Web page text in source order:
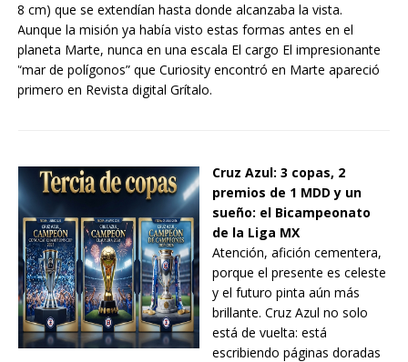
8 cm) que se extendían hasta donde alcanzaba la vista.
Aunque la misión ya había visto estas formas antes en el
planeta Marte, nunca en una escala El cargo El impresionante
“mar de polígonos” que Curiosity encontró en Marte apareció
primero en Revista digital Grítalo.
Cruz Azul: 3 copas, 2
premios de 1 MDD y un
sueño: el Bicampeonato
de la Liga MX
Atención, afición cementera,
porque el presente es celeste
y el futuro pinta aún más
brillante. Cruz Azul no solo
está de vuelta: está
escribiendo páginas doradas